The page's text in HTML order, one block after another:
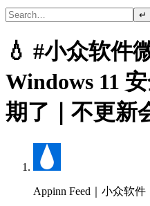
↵
💧 #小众软件
Windows 11
期了｜不更新
Appinn Feed｜小众软件